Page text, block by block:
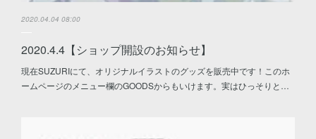
2020.04.04 08:00
2020.4.4【ショップ開設のお知らせ】
現在SUZURIにて、オリジナルイラストのグッズを販売中です！このホ
ームページのメニュー欄のGOODSからもいけます。実はひっそりと…